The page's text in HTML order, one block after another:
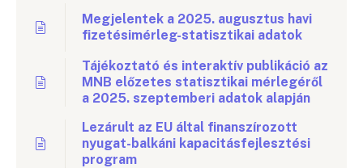
Megjelentek a 2025. augusztus havi
fizetésimérleg-statisztikai adatok
Tájékoztató és interaktív publikáció az
MNB előzetes statisztikai mérlegéről
a 2025. szeptemberi adatok alapján
Lezárult az EU által finanszírozott
nyugat-balkáni kapacitásfejlesztési
program